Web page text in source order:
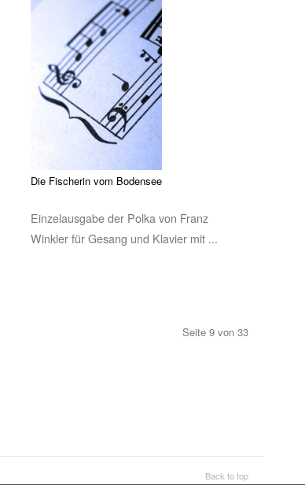
Die Fischerin vom Bodensee
Einzelausgabe der Polka von Franz
Winkler für Gesang und Klavier mit ...
Seite 9 von 33
Back to top